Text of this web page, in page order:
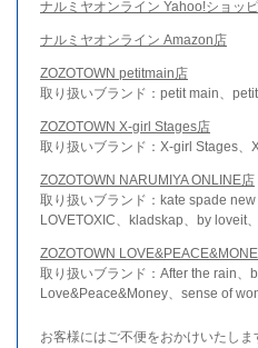
ナルミヤオンライン Yahoo!ショッ
ナルミヤオンライン Amazon店
ZOZOTOWN petitmain店
取り扱いブランド：petit main、
ZOZOTOWN X-girl Stages店
取り扱いブランド：X-girl Stages、
ZOZOTOWN NARUMIYA ONLINE店
取り扱いブランド：kate spade new
LOVETOXIC、kladskap、by loveit
ZOZOTOWN
取り扱いブランド：After the rain、
Love&Peace&Money、sense of
お客様にはご不便をおかけいたし